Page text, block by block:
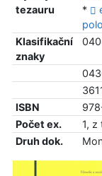
tezauru
*
Klasifikační
znaky
ISBN
Počet ex.
1, z
Druh dok.